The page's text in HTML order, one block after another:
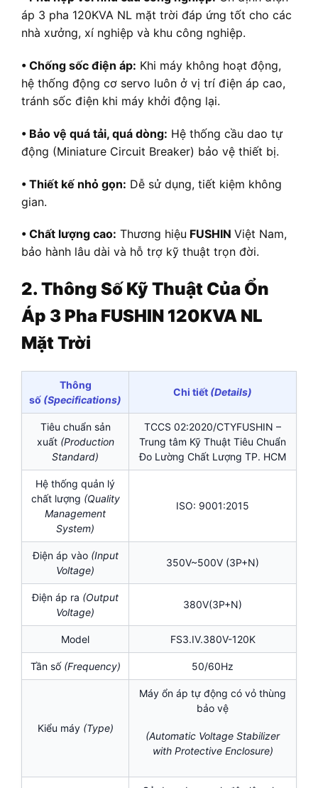
áp 3 pha 120KVA NL mặt trời đáp ứng tốt cho các
nhà xưởng, xí nghiệp và khu công nghiệp.
• Chống sốc điện áp: Khi máy không hoạt động,
hệ thống động cơ servo luôn ở vị trí điện áp cao,
tránh sốc điện khi máy khởi động lại.
• Bảo vệ quá tải, quá dòng: Hệ thống cầu dao tự
động (Miniature Circuit Breaker) bảo vệ thiết bị.
• Thiết kế nhỏ gọn: Dễ sử dụng, tiết kiệm không
gian.
• Chất lượng cao: Thương hiệu FUSHIN Việt Nam,
bảo hành lâu dài và hỗ trợ kỹ thuật trọn đời.
2. Thông Số Kỹ Thuật Của Ổn
Áp 3 Pha FUSHIN 120KVA NL
Mặt Trời
Thông
số (Specifications)
Chi tiết (Details)
Tiêu chuẩn sản
xuất (Production
Standard)
TCCS 02:2020/CTYFUSHIN –
Trung tâm Kỹ Thuật Tiêu Chuẩn
Đo Lường Chất Lượng TP. HCM
Hệ thống quản lý
chất lượng (Quality
Management
System)
ISO: 9001:2015
Điện áp vào (Input
Voltage)
350V~500V (3P+N)
Điện áp ra (Output
Voltage)
380V(3P+N)
Model FS3.IV.380V-120K
Tần số (Frequency) 50/60Hz
Kiểu máy (Type)
Máy ổn áp tự động có vỏ thùng
bảo vệ
(Automatic Voltage Stabilizer
with Protective Enclosure)